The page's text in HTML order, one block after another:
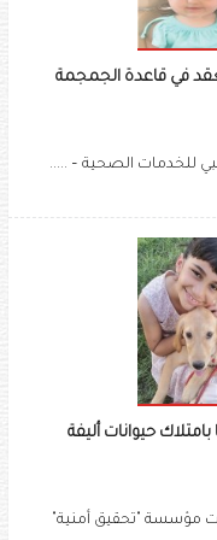
في قاعدة الجمجمة
للخدمات الصحية – .....
حيوانات أليفة
مؤسسة "تحقيق أمنية"